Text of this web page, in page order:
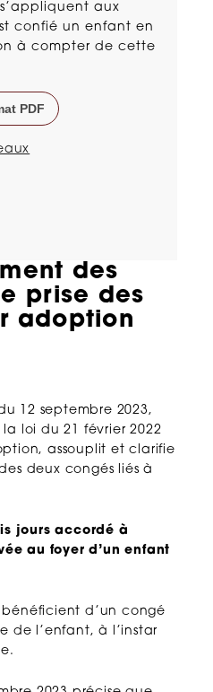
des
prise des
adoption
12 septembre 2023,
loi du 21 février 2022
assouplit et clarifie
deux congés liés à
jours accordé à
au foyer d’un enfant
bénéficient d’un congé
de l’enfant, à l’instar
aux
confié un enfant en
à compter de cette
PDF